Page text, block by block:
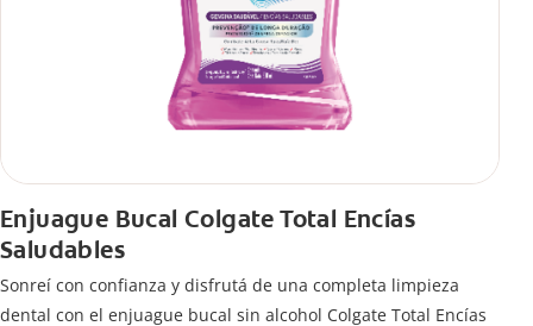
Enjuague Bucal Colgate Total Encías
Saludables
Sonreí con confianza y disfrutá de una completa limpieza
dental con el enjuague bucal sin alcohol Colgate Total Encías